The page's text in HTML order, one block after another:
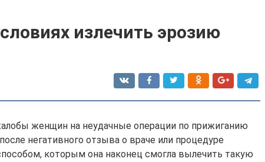
излечить эрозию
женщин на неудачные операции по прижиганию
негативного отзыва о враче или процедуре
которым она наконец смогла вылечить такую